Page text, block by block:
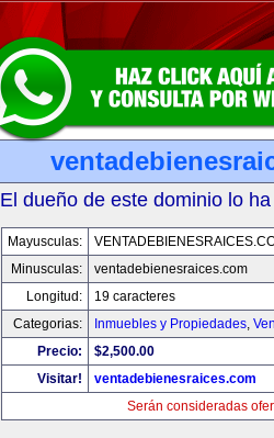
El dueño de este dominio lo
Mayusculas:
Minusculas:
ventadebienesraices.com
Longitud:
19 caracteres
Categorias:
Inmuebles y Propiedades,
Precio:
$2,500.00
Visitar!
ventadebienesraices.com
Serán consideradas